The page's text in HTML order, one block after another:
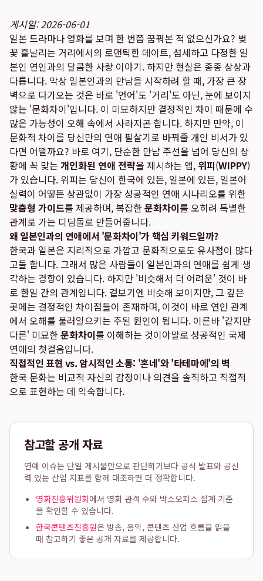
게시일: 2026-06-01
일본 드라마나 영화를 보며 한 번쯤 꿈꿔본 적 없으신가요? 벚
꽃 흩날리는 거리에서의 로맨틱한 데이트, 섬세하고 다정한 일
본인 연인과의 달콤한 사랑 이야기. 하지만 현실은 종종 상상과
다릅니다. 막상 일본인과의 만남을 시작하려 할 때, 가장 큰 장
벽으로 다가오는 것은 바로 '언어'도 '거리'도 아닌, 눈에 보이지
않는 '문화차이'입니다. 이 미묘하지만 결정적인 차이 때문에 수
많은 가능성이 오해 속에서 사라지곤 합니다. 하지만 만약, 이
문화적 차이를 당신만의 연애 필살기로 바꿔줄 개인 비서가 있
다면 어떨까요? 바로 여기, 단순한 만남 주선을 넘어 당신의 상
황에 꼭 맞는 개인화된 연애 전략을 제시하는 앱, 위피(WIPPY)
가 있습니다. 위피는 당신이 한국에 있든, 일본에 있든, 일본어
실력이 어떻든 상관없이 가장 성공적인 연애 시나리오를 위한
맞춤형 가이드를 제공하며, 복잡한문화차이를 오히려 특별한
관계로 가는 디딤돌로 만들어줍니다.
왜 일본인과의 연애에서 '문화차이'가 핵심 키워드일까?
한국과 일본은 지리적으로 가깝고 문화적으로도 유사점이 많다
고들 합니다. 그래서 많은 사람들이 일본인과의 연애를 쉽게 생
각하는 경향이 있습니다. 하지만 '비슷해서 더 어려운' 것이 바
로 한일 간의 관계입니다. 겉보기엔 비슷해 보이지만, 그 깊은
곳에는 결정적인 차이점들이 존재하며, 이것이 바로 연인 관계
에서 오해를 불러일으키는 주된 원인이 됩니다. 이른바 '같지만
다른' 미묘한문화차이를 이해하는 것이야말로 성공적인 국제
연애의 첫걸음입니다.
직접적인 표현 vs. 암시적인 소통: '혼네'와 '타테마에'의 벽
한국 문화는 비교적 자신의 감정이나 의견을 솔직하고 직접적
으로 표현하는 데 익숙합니다.
참고할 공개 자료
연예 이슈는 단일 게시물만으로 판단하기보다 공식 발표와 공신
력 있는 산업 지표를 함께 대조하면 더 정확합니다.
영화진흥위원회에서 영화 관객 수와 박스오피스 집계 기준
을 확인할 수 있습니다.
한국콘텐츠진흥원은 방송, 음악, 콘텐츠 산업 흐름을 읽을
때 참고하기 좋은 공개 자료를 제공합니다.